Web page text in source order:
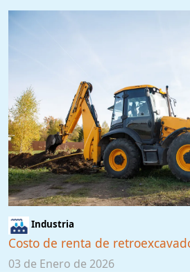
Industria
Costo de renta de
03 de Enero de 2026